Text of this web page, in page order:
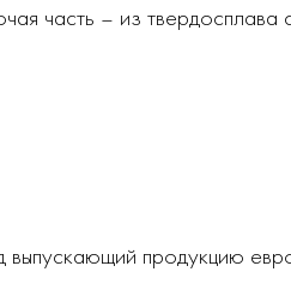
часть – из
продукцию